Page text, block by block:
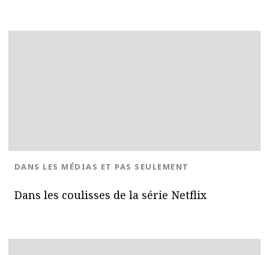
Dans les coulisses de la série Netflix
BLOG.CATEGORY
DANS LES MÉDIAS ET PAS SEULEMENT